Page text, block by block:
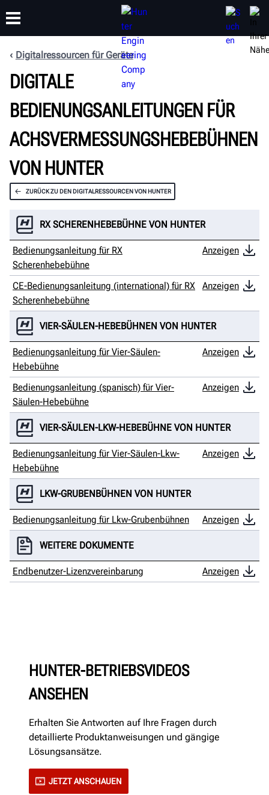
PRODUKTE
SCHULUNG
Digitalressourcen für Geräte
DIGITALE
BEDIENUNGSANLEITUNGEN FÜR
ACHSVERMESSUNGSHEBEBÜHNEN
VON HUNTER
ZURÜCK ZU DEN DIGITALRESSOURCEN VON HUNTER
RX SCHERENHEBEBÜHNE VON HUNTER
Bedienungsanleitung für RX
Scherenhebebühne
Anzeigen
CE-Bedienungsanleitung (international) für RX
Scherenhebebühne
Anzeigen
VIER-SÄULEN-HEBEBÜHNEN VON HUNTER
Bedienungsanleitung für Vier-Säulen-
Hebebühne
Anzeigen
Bedienungsanleitung (spanisch) für Vier-
Säulen-Hebebühne
Anzeigen
VIER-SÄULEN-LKW-HEBEBÜHNE VON HUNTER
Bedienungsanleitung für Vier-Säulen-Lkw-
Hebebühne
Anzeigen
LKW-GRUBENBÜHNEN VON HUNTER
Bedienungsanleitung für Lkw-Grubenbühnen Anzeigen
WEITERE DOKUMENTE
Endbenutzer-Lizenzvereinbarung Anzeigen
HUNTER-BETRIEBSVIDEOS
ANSEHEN
Erhalten Sie Antworten auf Ihre Fragen durch
detaillierte Produktanweisungen und gängige
Lösungsansätze.
JETZT ANSCHAUEN